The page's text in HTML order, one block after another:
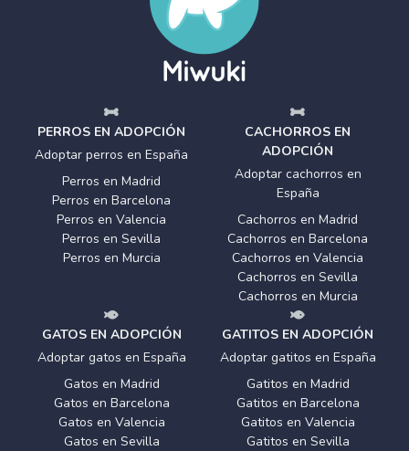
PERROS EN ADOPCIÓN
Adoptar perros en España
Perros en Madrid
Perros en Barcelona
Perros en Valencia
Perros en Sevilla
Perros en Murcia
CACHORROS EN
ADOPCIÓN
Adoptar cachorros en
España
Cachorros en Madrid
Cachorros en Barcelona
Cachorros en Valencia
Cachorros en Sevilla
Cachorros en Murcia
GATOS EN ADOPCIÓN
Adoptar gatos en España
Gatos en Madrid
Gatos en Barcelona
Gatos en Valencia
Gatos en Sevilla
GATITOS EN ADOPCIÓN
Adoptar gatitos en España
Gatitos en Madrid
Gatitos en Barcelona
Gatitos en Valencia
Gatitos en Sevilla